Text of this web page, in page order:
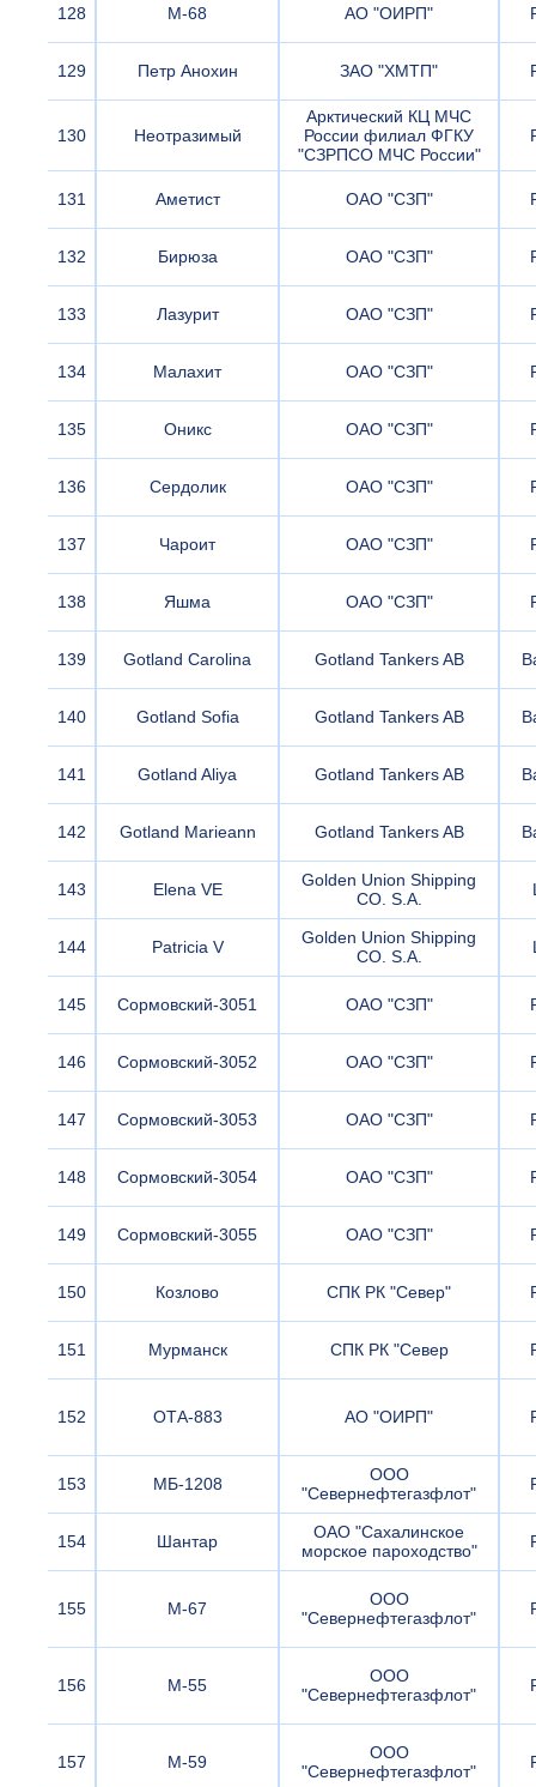
128 М-68 АО "ОИРП"
129 Петр Анохин ЗАО "ХМТП"
130 Неотразимый
Арктический КЦ МЧС
России филиал ФГКУ
"СЗРПСО МЧС России"
131 Аметист ОАО "СЗП"
132 Бирюза ОАО "СЗП"
133 Лазурит ОАО "СЗП"
134 Малахит ОАО "СЗП"
135 Оникс ОАО "СЗП"
136 Сердолик ОАО "СЗП"
137 Чароит ОАО "СЗП"
138 Яшма ОАО "СЗП"
139 Gotland Carolina Gotland Tankers AB
140 Gotland Sofia Gotland Tankers AB
141 Gotland Aliya Gotland Tankers AB
142 Gotland Marieann Gotland Tankers AB
143 Elena VE
Golden Union Shipping
CO. S.A.
144 Patricia V
Golden Union Shipping
CO. S.A.
145 Сормовский-3051 ОАО "СЗП"
146 Сормовский-3052 ОАО "СЗП"
147 Сормовский-3053 ОАО "СЗП"
148 Сормовский-3054 ОАО "СЗП"
149 Сормовский-3055 ОАО "СЗП"
150 Козлово СПК РК "Север"
151 Мурманск СПК РК "Север
152 ОТА-883 АО "ОИРП"
153 МБ-1208
ООО
"Севернефтегазфлот"
154 Шантар
ОАО "Сахалинское
морское пароходство"
155 М-67
ООО
"Севернефтегазфлот"
156 М-55
ООО
"Севернефтегазфлот"
157 М-59
ООО
"Севернефтегазфлот"